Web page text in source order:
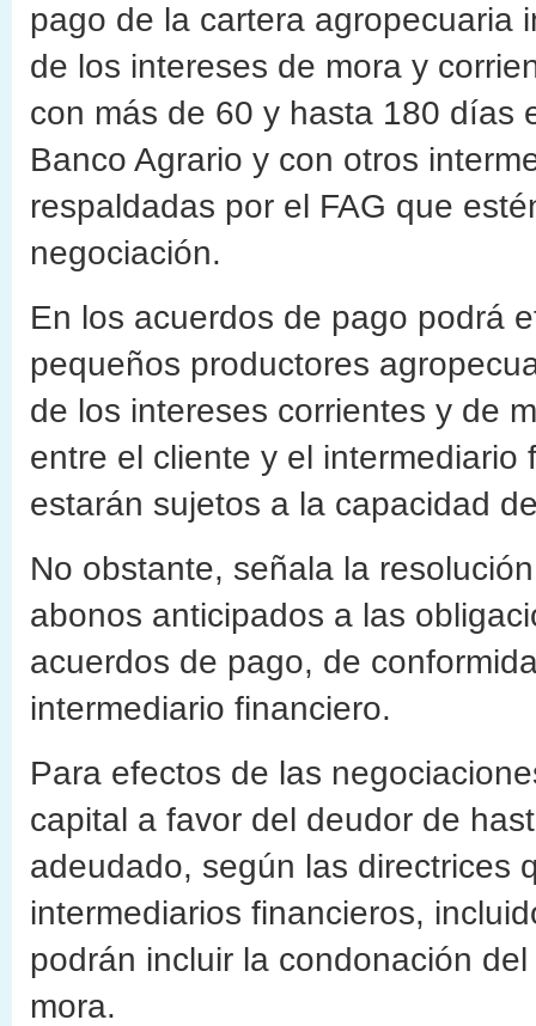
pago de la cartera agropecuaria
de los intereses de mora y
con más de 60 y hasta 180 días
Banco Agrario y con otros
respaldadas por el FAG que
negociación.
En los acuerdos de pago podrá
pequeños productores
de los intereses corrientes y de
entre el cliente y el
estarán sujetos a la capacidad
No obstante, señala la
abonos anticipados a las
acuerdos de pago, de
intermediario financiero.
Para efectos de las
capital a favor del deudor de
adeudado, según las directrices
intermediarios financieros,
podrán incluir la condonación
mora.